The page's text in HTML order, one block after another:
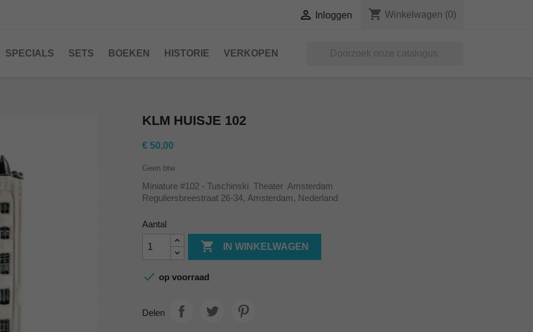
 Inloggen shopping_cart Winkelwagen (0)
SPECIALS SETS BOEKEN HISTORIE VERKOPEN
KLM HUISJE 102
€ 50,00
Geen btw
Miniature #102 - Tuschinski Theater Amsterdam
Reguliersbreestraat 26-34, Amsterdam, Nederland
Aantal
 IN WINKELWAGEN
 op voorraad
Delen